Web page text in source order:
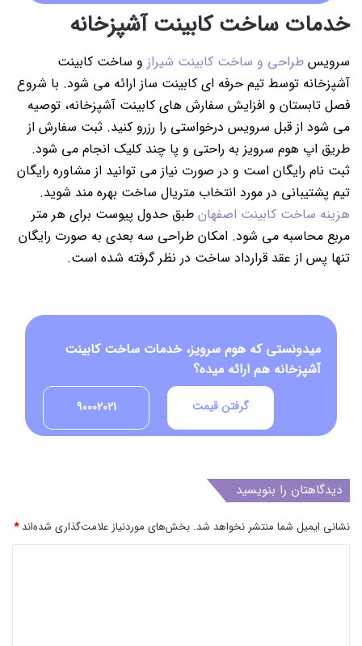
خدمات ساخت کابینت آشپزخانه
سرویس طراحی و ساخت کابینت شیراز و ساخت کابینت
آشپزخانه توسط تیم حرفه ای کابینت ساز ارائه می شود. با شروع
فصل تابستان و افزایش سفارش های کابینت آشپزخانه، توصیه
می شود از قبل سرویس درخواستی را رزرو کنید. ثبت سفارش از
طریق اپ هوم سرویز به راحتی و پا چند کلیک انجام می شود.
ثبت نام رایگان است و در صورت نیاز می توانید از مشاوره رایگان
تیم پشتیبانی در مورد انتخاب متریال ساخت بهره مند شوید.
هزینه ساخت کابینت اصفهان طبق حدول پیوست برای هر متر
مربع محاسبه می شود. امکان طراحی سه بعدی به صورت رایگان
تنها پس از عقد قرارداد ساخت در نظر گرفته شده است.
میدونستی که هوم سرویز، خدمات ساخت کابینت
آشپزخانه هم ارائه میده؟
90002021 گرفتن قیمت
دیدگاهتان را بنویسید
نشانی ایمیل شما منتشر نخواهد شد. بخش‌های موردنیاز علامت‌گذاری شده‌اند*